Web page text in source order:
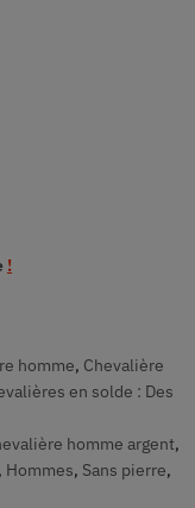
!
homme, Chevalière
en solde : Des
homme argent,
, Hommes, Sans pierre,